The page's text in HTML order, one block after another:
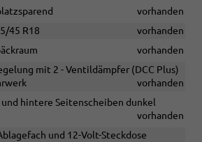
vorhanden
45 R18
vorhanden
vorhanden
mit 2 - Ventildämpfer (DCC Plus)
vorhanden
hintere Seitenscheiben dunkel
vorhanden
und 12-Volt-Steckdose